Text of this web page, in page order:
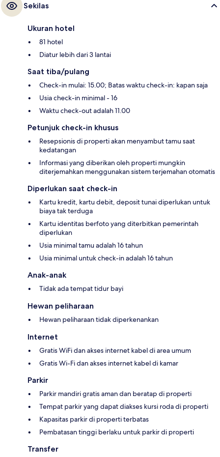
Sekilas
Ukuran hotel
81 hotel
Diatur lebih dari 3 lantai
Saat tiba/pulang
Check-in mulai: 15.00; Batas waktu check-in: kapan saja
Usia check-in minimal - 16
Waktu check-out adalah 11.00
Petunjuk check-in khusus
Resepsionis di properti akan menyambut tamu saat
kedatangan
Informasi yang diberikan oleh properti mungkin
diterjemahkan menggunakan sistem terjemahan otomatis
Diperlukan saat check-in
Kartu kredit, kartu debit, deposit tunai diperlukan untuk
biaya tak terduga
Kartu identitas berfoto yang diterbitkan pemerintah
diperlukan
Usia minimal tamu adalah 16 tahun
Usia minimal untuk check-in adalah 16 tahun
Anak-anak
Tidak ada tempat tidur bayi
Hewan peliharaan
Hewan peliharaan tidak diperkenankan
Internet
Gratis WiFi dan akses internet kabel di area umum
Gratis Wi-Fi dan akses internet kabel di kamar
Parkir
Parkir mandiri gratis aman dan beratap di properti
Tempat parkir yang dapat diakses kursi roda di properti
Kapasitas parkir di properti terbatas
Pembatasan tinggi berlaku untuk parkir di properti
Transfer